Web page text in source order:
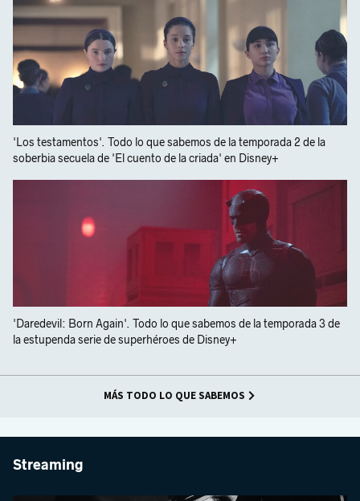
'Los testamentos'. Todo lo que sabemos de la temporada 2 de la
soberbia secuela de 'El cuento de la criada' en Disney+
'Daredevil: Born Again'. Todo lo que sabemos de la temporada 3 de
la estupenda serie de superhéroes de Disney+
MÁS TODO LO QUE SABEMOS
Streaming